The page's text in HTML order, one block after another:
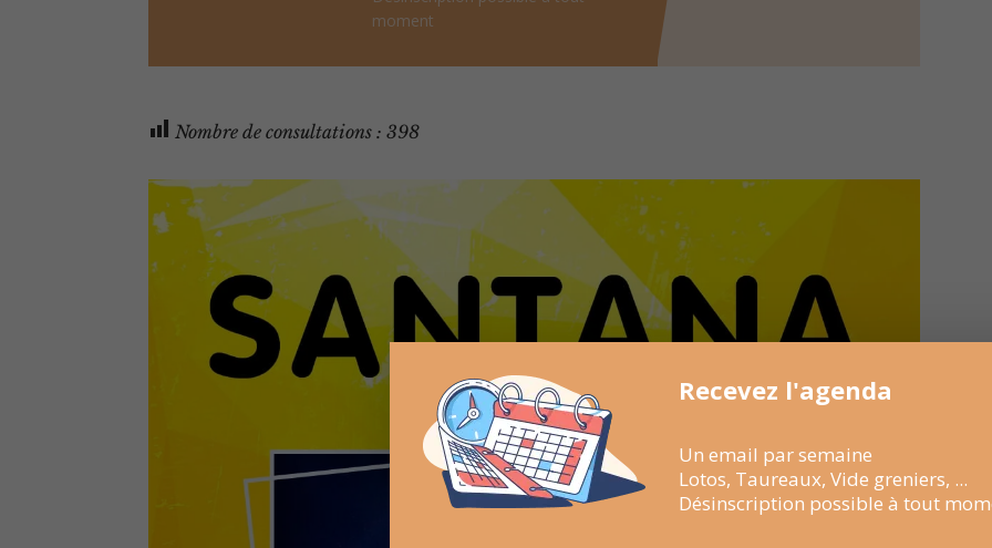
moment
Nombre de consultations : 398
Recevez l'agenda
Un email par semaine
Lotos, Taureaux, Vide greniers, ...
Désinscription possible à tout